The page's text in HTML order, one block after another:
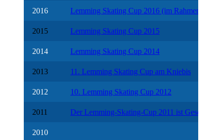
2016 Lemming Skating Cup 2016 (im Rahmen des
2015 Lemming Skating Cup 2015
2014 Lemming Skating Cup 2014
2013 11. Lemming Skating Cup am Kniebis
2012 10. Lemming Skating Cup 2012
2011 Der Lemming-Skating-Cup 2011 ist Geschichte
2010